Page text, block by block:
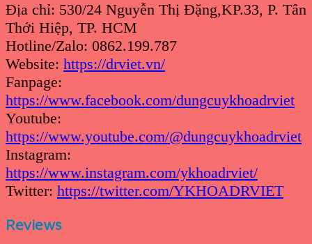
Địa chỉ: 530/24 Nguyễn Thị Đặng,KP.33, P. Tân
Thới Hiệp, TP. HCM
Hotline/Zalo: 0862.199.787
Website: https://drviet.vn/
Fanpage:
https://www.facebook.com/dungcuykhoadrviet
Youtube:
https://www.youtube.com/@dungcuykhoadrviet
Instagram:
https://www.instagram.com/ykhoadrviet/
Twitter: https://twitter.com/YKHOADRVIET
Reviews